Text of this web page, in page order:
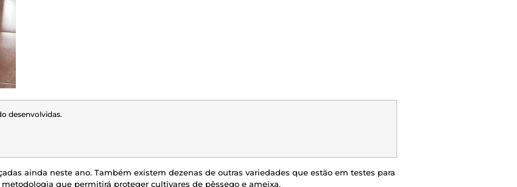
desenvolvidas.
ainda neste ano. Também existem dezenas de outras variedades que estão em testes para
que permitirá proteger cultivares de pêssego e ameixa.